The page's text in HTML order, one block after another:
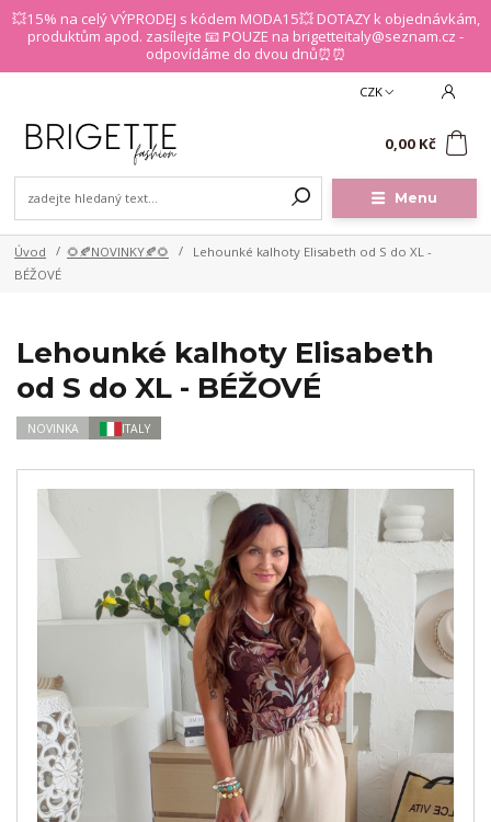
💥15% na celý VÝPRODEJ s kódem MODA15💥 DOTAZY k objednávkám,
produktům apod. zasílejte 📧 POUZE na brigetteitaly@seznam.cz -
odpovídáme do dvou dnů⏰⏰
Menu
CZK
0,00 Kč
Úvod 🌻🍂NOVINKY🍂🌻
Lehounké kalhoty Elisabeth od S do XL -
BÉŽOVÉ
Lehounké kalhoty Elisabeth
od S do XL - BÉŽOVÉ
NOVINKA ITALY